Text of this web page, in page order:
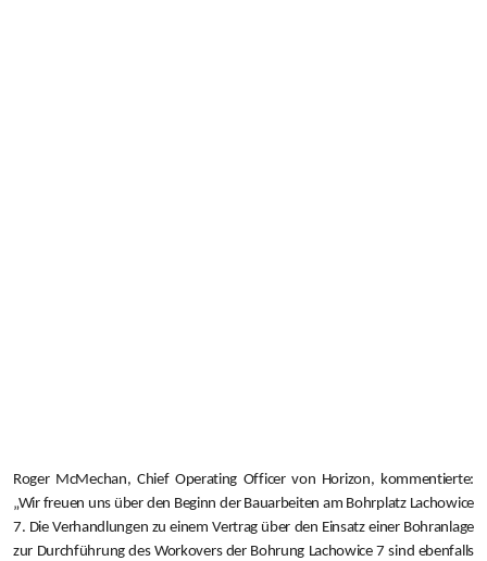
Roger McMechan, Chief Operating Officer von Horizon, kommentierte:
„Wir freuen uns über den Beginn der Bauarbeiten am Bohrplatz Lachowice
7. Die Verhandlungen zu einem Vertrag über den Einsatz einer Bohranlage
zur Durchführung des Workovers der Bohrung Lachowice 7 sind ebenfalls